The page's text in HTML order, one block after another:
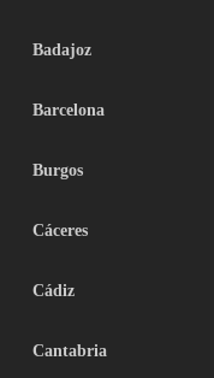
Badajoz
Barcelona
Burgos
Cáceres
Cádiz
Cantabria